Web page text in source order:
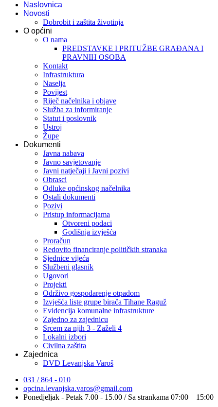
Naslovnica
Novosti
Dobrobit i zaštita životinja
O općini
O nama
PREDSTAVKE I PRITUŽBE GRAĐANA I
PRAVNIH OSOBA
Kontakt
Infrastruktura
Naselja
Povijest
Riječ načelnika i objave
Služba za informiranje
Statut i poslovnik
Ustroj
Župe
Dokumenti
Javna nabava
Javno savjetovanje
Javni natječaji i Javni pozivi
Obrasci
Odluke općinskog načelnika
Ostali dokumenti
Pozivi
Pristup informacijama
Otvoreni podaci
Godišnja izvješća
Proračun
Redovito financiranje političkih stranaka
Sjednice vijeća
Službeni glasnik
Ugovori
Projekti
Održivo gospodarenje otpadom
Izvješća liste grupe birača Tihane Raguž
Evidencija komunalne infrastrukture
Zajedno za zajednicu
Srcem za njih 3 - Zaželi 4
Lokalni izbori
Civilna zaštita
Zajednica
DVD Levanjska Varoš
031 / 864 - 010
opcina.levanjska.varos@gmail.com
Ponedjeljak - Petak 7.00 - 15.00 / Sa strankama 07:00 – 15:00